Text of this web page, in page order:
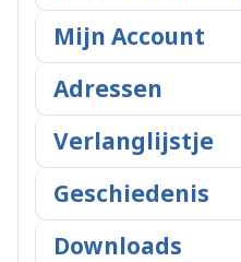
Mijn Account
Adressen
Verlanglijstje
Geschiedenis
Downloads